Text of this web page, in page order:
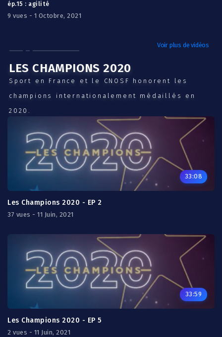
ép.15 : agilité
9 vues - 1 Octobre, 2021
LES CHAMPIONS 2020
Sport en France et le CNOSF honorent les
champions internationalement médaillés en
2020.
Voir plus de vidéos
33:08
Les Champions 2020 - EP 2
37 vues - 11 Juin, 2021
33:59
Les Champions 2020 - EP 5
2 vues - 11 Juin, 2021